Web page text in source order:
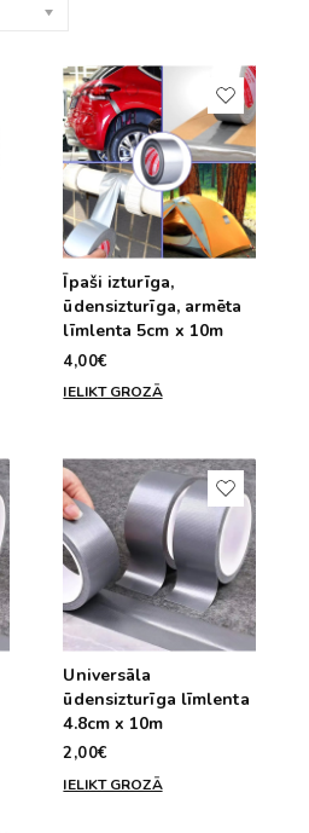
Īpaši izturīga,
ūdensizturīga, armēta
līmlenta 5cm x 10m
4,00€
IELIKT GROZĀ
Universāla
ūdensizturīga līmlenta
4.8cm x 10m
2,00€
IELIKT GROZĀ